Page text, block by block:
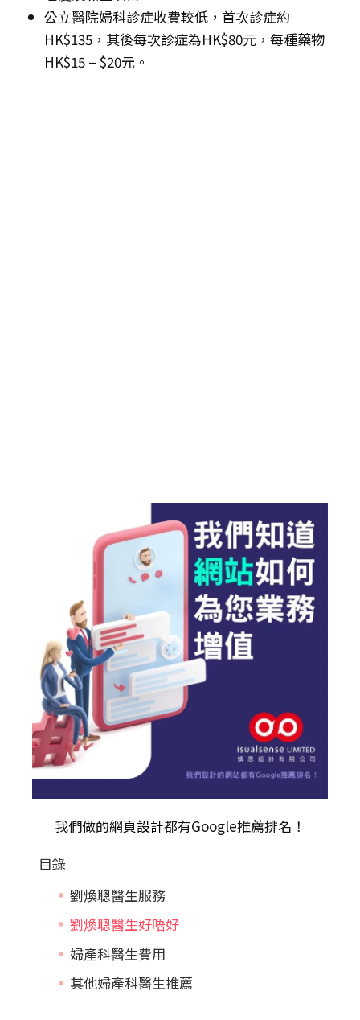
公立醫院婦科診症收費較低，首次診症約
HK$135，其後每次診症為HK$80元，每種藥物
HK$15 – $20元。
我們做的網頁設計都有Google推薦排名！
目錄
劉煥聰醫生服務
劉煥聰醫生好唔好
婦產科醫生費用
其他婦產科醫生推薦